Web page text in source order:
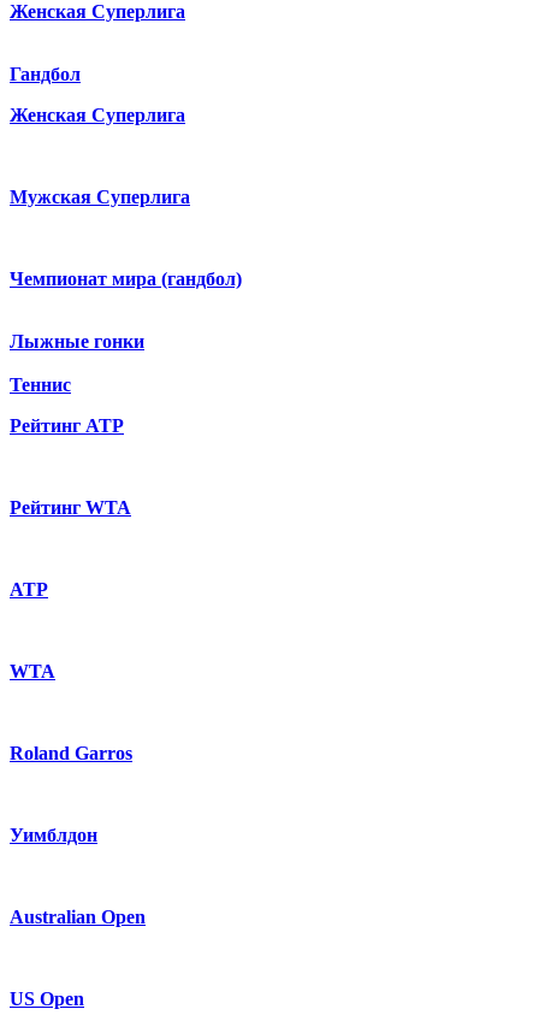
Женская Суперлига
Гандбол
Женская Суперлига
Мужская Суперлига
Чемпионат мира (гандбол)
Лыжные гонки
Теннис
Рейтинг ATP
Рейтинг WTA
ATP
WTA
Roland Garros
Уимблдон
Australian Open
US Open